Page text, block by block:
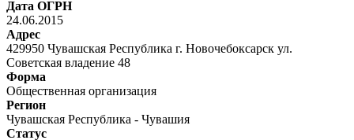
Дата ОГРН
24.06.2015
Адрес
429950 Чувашская Республика г. Новочебоксарск ул.
Советская владение 48
Форма
Общественная организация
Регион
Чувашская Республика - Чувашия
Статус